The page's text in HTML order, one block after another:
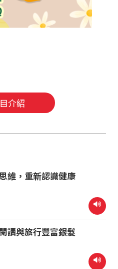
介紹
維，重新認識健康
讀與旅行豐富銀髮